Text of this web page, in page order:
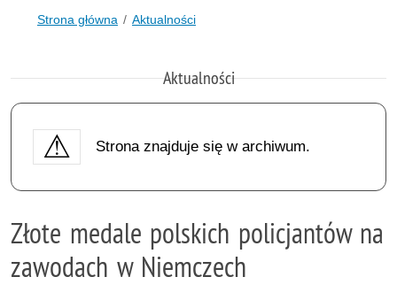
Strona główna Aktualności
Aktualności
Strona znajduje się w archiwum.
Złote medale polskich policjantów na
zawodach w Niemczech